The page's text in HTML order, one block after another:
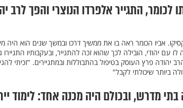
לכומר, התגייר אלפרדו הנוצרי והפך לרב
אביו הכומר ראה בו את ממשיך דרכו ובמשך שנים הוא היה
יהודי, הובילה לכך שהוא זכה להתגייר, ובעקבותיו התגיירו
יהודה פרץ העוסק בטיפול בהתבוללות ובמתגיירים. "זכיתי
ביותר שיכולתי לקבל"
מדרש, ובכולם היה מכנה אחד: לימוד